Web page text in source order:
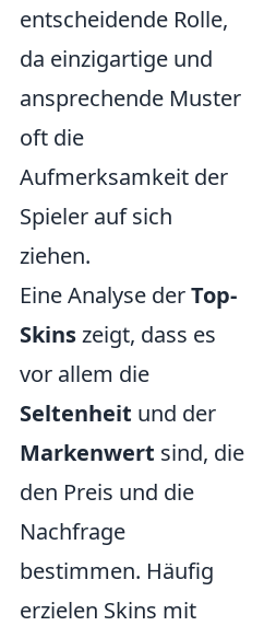
entscheidende Rolle,
da einzigartige und
ansprechende Muster
oft die
Aufmerksamkeit der
Spieler auf sich
ziehen.
Eine Analyse derTop-
Skinszeigt, dass es
vor allem die
Seltenheit und der
Markenwert sind, die
den Preis und die
Nachfrage
bestimmen. Häufig
erzielen Skins mit